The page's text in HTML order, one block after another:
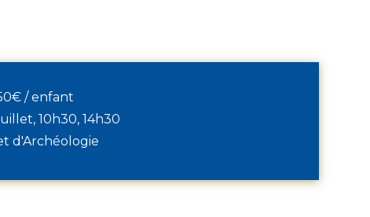
/ enfant
10h30, 14h30
d'Archéologie